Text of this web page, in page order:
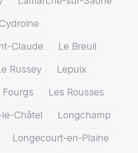
Claude
Le Breuil
Russey
Lepuix
Fourgs
Les Rousses
Châtel
Longchamp
Longecourt-en-Plaine